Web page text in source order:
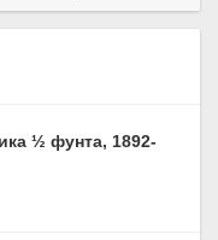
½ фунта, 1892-